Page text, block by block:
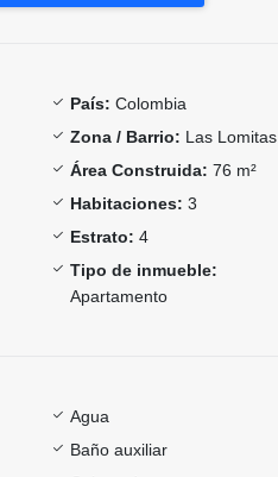
País: Colombia
Zona / Barrio: Las Lomitas
Área Construida: 76 m²
Habitaciones: 3
Estrato: 4
Tipo de inmueble:
Apartamento
Agua
Baño auxiliar